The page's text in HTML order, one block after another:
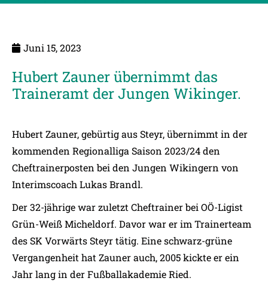
Juni 15, 2023
Hubert Zauner übernimmt das
Traineramt der Jungen Wikinger.
Hubert Zauner, gebürtig aus Steyr, übernimmt in der
kommenden Regionalliga Saison 2023/24 den
Cheftrainerposten bei den Jungen Wikingern von
Interimscoach Lukas Brandl.
Der 32-jährige war zuletzt Cheftrainer bei OÖ-Ligist
Grün-Weiß Micheldorf. Davor war er im Trainerteam
des SK Vorwärts Steyr tätig. Eine schwarz-grüne
Vergangenheit hat Zauner auch, 2005 kickte er ein
Jahr lang in der Fußballakademie Ried.